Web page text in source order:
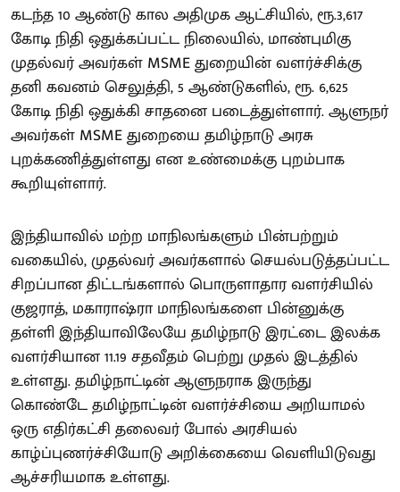
கடந்த 10 ஆண்டு கால அதிமுக ஆட்சியில், ரூ.3,617
கோடி நிதி ஒதுக்கப்பட்ட நிலையில், மாண்புமிகு
முதல்வர் அவர்கள் MSME துறையின் வளர்ச்சிக்கு
தனி கவனம் செலுத்தி, 5 ஆண்டுகளில், ரூ. 6,625
கோடி நிதி ஒதுக்கி சாதனை படைத்துள்ளார். ஆளுநர்
அவர்கள் MSME துறையை தமிழ்நாடு அரசு
புறக்கணித்துள்ளது என உண்மைக்கு புறம்பாக
கூறியுள்ளார்.
இந்தியாவில் மற்ற மாநிலங்களும் பின்பற்றும்
வகையில், முதல்வர் அவர்களால் செயல்படுத்தப்பட்ட
சிறப்பான திட்டங்களால் பொருளாதார வளர்சியில்
குஜராத், மகாராஷ்ரா மாநிலங்களை பின்னுக்கு
தள்ளி இந்தியாவிலேயே தமிழ்நாடு இரட்டை இலக்க
வளர்சியான 11.19 சதவீதம் பெற்று முதல் இடத்தில்
உள்ளது. தமிழ்நாட்டின் ஆளுநராக இருந்து
கொண்டே தமிழ்நாட்டின் வளர்ச்சியை அறியாமல்
ஒரு எதிர்கட்சி தலைவர் போல் அரசியல்
காழ்ப்புணர்ச்சியோடு அறிக்கையை வெளியிடுவது
ஆச்சரியமாக உள்ளது.